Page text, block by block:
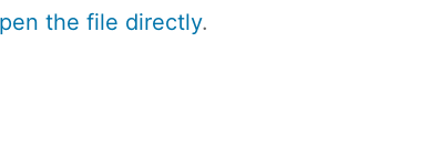
the file directly.